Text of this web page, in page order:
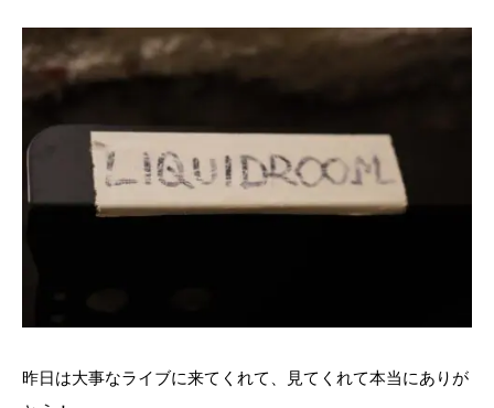
昨日は大事なライブに来てくれて、見てくれて本当にありが